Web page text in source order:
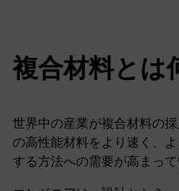
複合材料とは
世界中の産業が複合材料の
の高性能材料をより速く、
する方法への需要が高まって